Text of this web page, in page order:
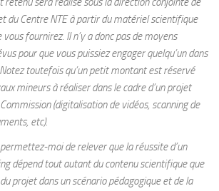
du Centre NTE à partir du matériel scientifique
fournirez. Il n’y a donc pas de moyens
pour que vous puissiez engager quelqu’un dans
toutefois qu’un petit montant est réservé
mineurs à réaliser dans le cadre d’un projet
(digitalisation de vidéos, scanning de
etc).
moi de relever que la réussite d’un
dépend tout autant du contenu scientifique que
projet dans un scénario pédagogique et de la